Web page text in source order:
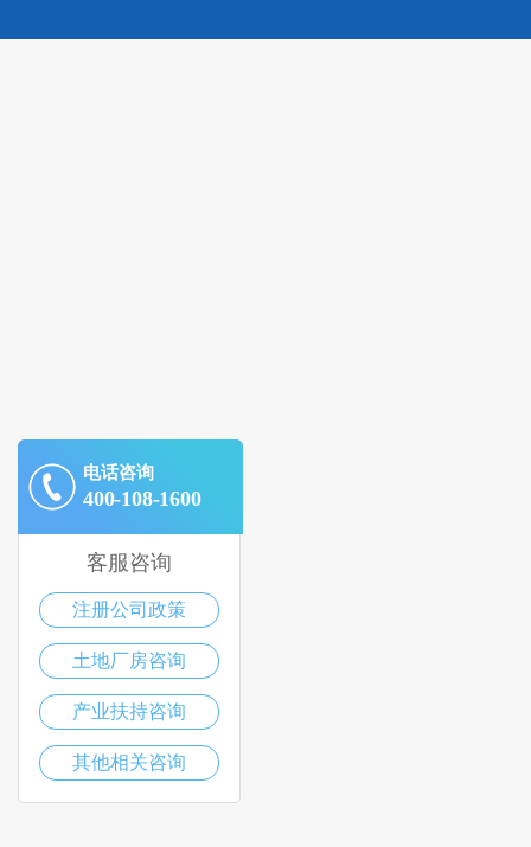
电话咨询
400-108-1600
客服咨询
注册公司政策
土地厂房咨询
产业扶持咨询
其他相关咨询